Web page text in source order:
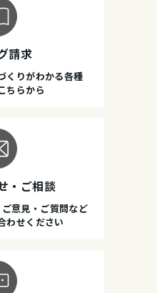
請求
くりがわかる各種
ちらから
・ご相談
意見・ご質問など
わせください